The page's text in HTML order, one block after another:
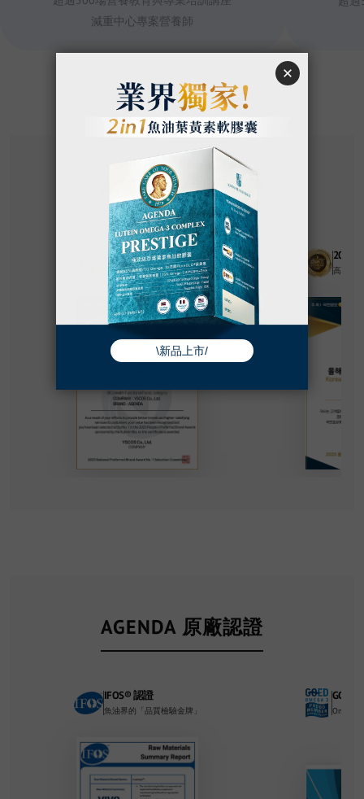
減重中心專案營養師
AGENDA 品牌殊榮
2023 KPBA
高端健康機能食品第一品牌
2025
高端健
AGENDA 原廠認證
IFOS® 認證
魚油界的「品質檢驗金牌」
GOED
Omega-